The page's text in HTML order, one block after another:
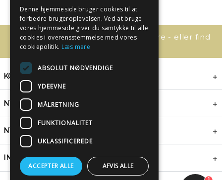
Har du spørgsmål, så kontakt os bare - eller find
svaret her:
KONTAKT
NYHEDSBREV
NYTTIGE LINKS
INSPIRATION
Denne hjemmeside bruger cookies til at
forbedre brugeroplevelsen. Ved at bruge
vores hjemmeside giver du samtykke til alle
cookies i overensstemmelse med vores
cookiepolitik. Læs mere
ABSOLUT NØDVENDIGE
YDEEVNE
MÅLRETNING
FUNKTIONALITET
UKLASSIFICEREDE
ACCEPTER ALLE AFVIS ALLE